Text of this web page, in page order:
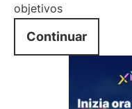
objetivos
Continuar